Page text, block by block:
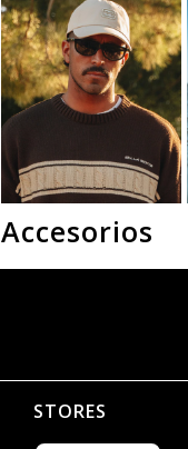
Accesorios
STORES